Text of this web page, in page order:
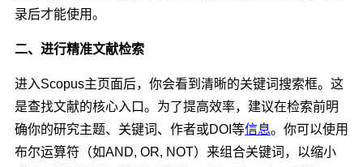
录后才能使用。
二、进行精准文献检索
进入Scopus主页面后，你会看到清晰的关键词搜索框。这
是查找文献的核心入口。为了提高效率，建议在检索前明
确你的研究主题、关键词、作者或DOI等信息。你可以使用
布尔运算符（如AND, OR, NOT）来组合关键词，以缩小